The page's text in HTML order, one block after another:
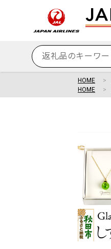
HOME
HOME